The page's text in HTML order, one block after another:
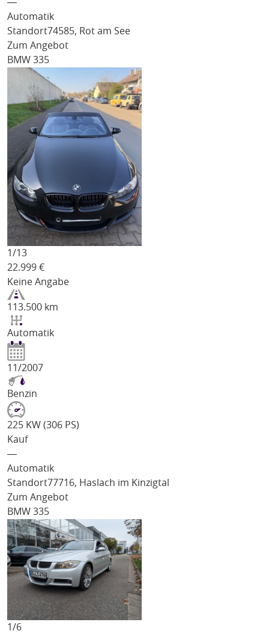
Automatik
Standort74585, Rot am See
Zum Angebot
BMW 335
1/13
22.999 €
Keine Angabe
113.500 km
Automatik
11/2007
Benzin
225 KW (306 PS)
Kauf
―
Automatik
Standort77716, Haslach im Kinzigtal
Zum Angebot
BMW 335
1/6